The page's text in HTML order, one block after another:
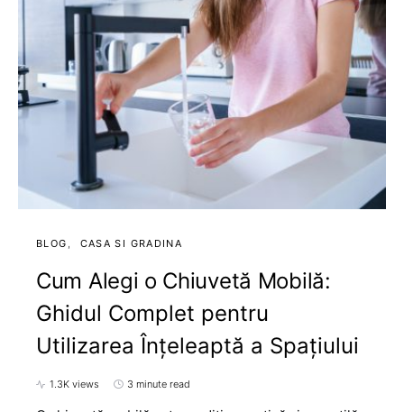
BLOG CASA SI GRADINA
Cum Alegi o Chiuvetă Mobilă:
Ghidul Complet pentru
Utilizarea Înțeleaptă a Spațiului
1.3K views 3 minute read